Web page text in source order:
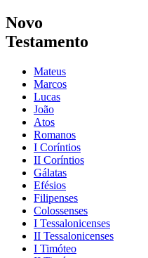
Novo
Testamento
Mateus
Marcos
Lucas
João
Atos
Romanos
I Coríntios
II Coríntios
Gálatas
Efésios
Filipenses
Colossenses
I Tessalonicenses
II Tessalonicenses
I Timóteo